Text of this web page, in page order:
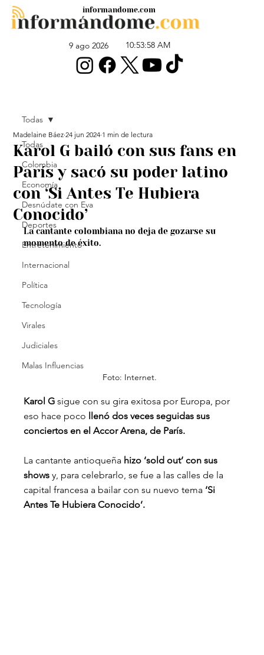
9 ago 2026 10:53:58 AM
informandome.com
Todas
Colombia
Economía
Desnúdate con Eva
Deportes
Entretenimiento
Internacional
Política
Tecnología
Virales
Judiciales
Malas Influencias
Todas
Karol G bailó con sus fans en
París y sacó su poder latino
con ‘Si Antes Te Hubiera
Conocido’
Madelaine Báez 24 jun 2024 1 min de lectura
La cantante colombiana no deja de gozarse su
momento de éxito.
Foto: Internet.
Karol G sigue con su gira exitosa por Europa, por
eso hace poco llenó dos veces seguidas sus
conciertos en el Accor Arena, de París.
La cantante antioqueña hizo ‘sold out’ con sus
shows y, para celebrarlo, se fue a las calles de la
capital francesa a bailar con su nuevo tema ‘Si
Antes Te Hubiera Conocido’.